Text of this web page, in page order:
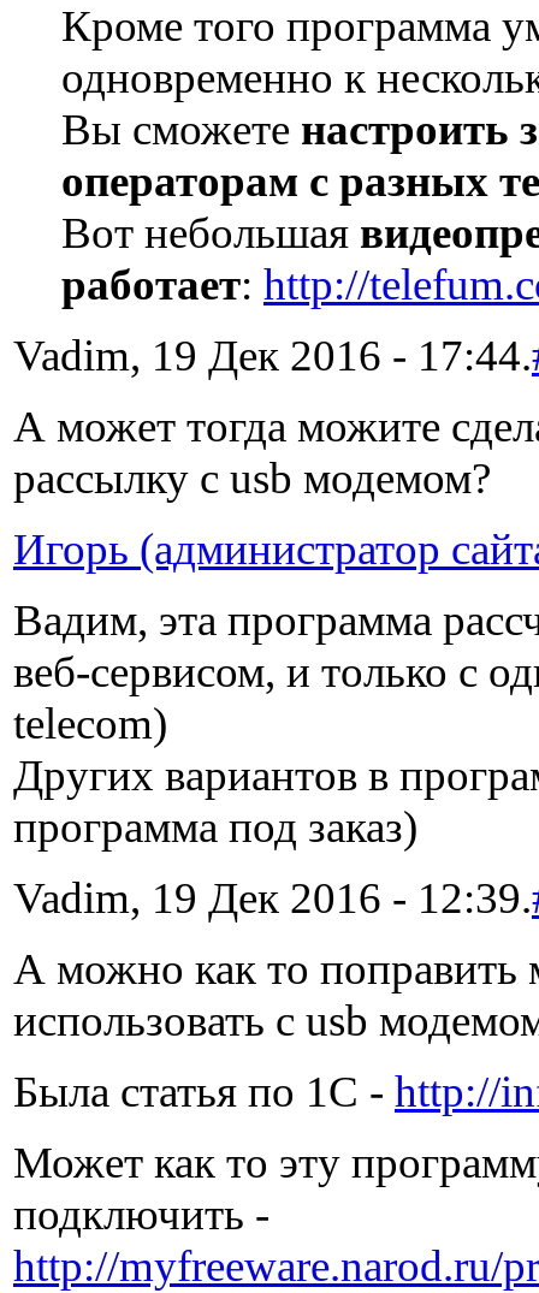
Кроме того программа
одновременно к
Вы сможете настроить
операторам с разных
Вот небольшая
работает: http://
Vadim, 19 Дек 2016 - 17:44.
А может тогда можите
рассылку с usb модемом?
Игорь (администратор
Вадим, эта программа
веб-сервисом, и только с
telecom)
Других вариантов в
программа под заказ)
Vadim, 19 Дек 2016 - 12:39.
А можно как то
использовать с usb
Была статья по 1C - http://
Может как то эту
подключить -
http://myfreeware.narod.ru/